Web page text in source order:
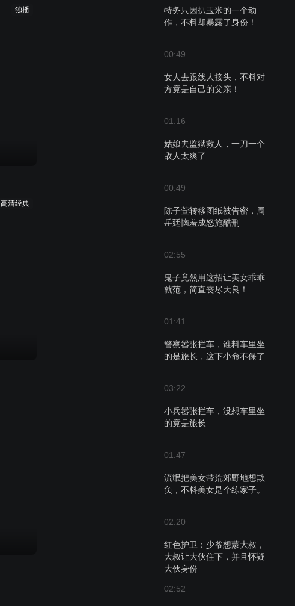
特务只因扒玉米的一个动
作，不料却暴露了身份！
00:49
女人去跟线人接头，不料对
方竟是自己的父亲！
01:16
姑娘去监狱救人，一刀一个
敌人太爽了
00:49
陈子萱转移图纸被告密，周
岳廷恼羞成怒施酷刑
02:55
鬼子竟然用这招让美女乖乖
就范，简直丧尽天良！
01:41
警察嚣张拦车，谁料车里坐
的是旅长，这下小命不保了
03:22
小兵嚣张拦车，没想车里坐
的竟是旅长
01:47
流氓把美女带荒郊野地想欺
负，不料美女是个练家子。
02:20
红色护卫：少爷想蒙大叔，
大叔让大伙住下，并且怀疑
大伙身份
02:52
独播
高清经典